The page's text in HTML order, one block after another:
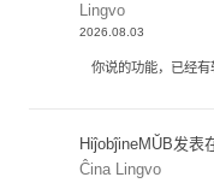
Lingvo
2026.08.03
你说的功能，已经
HiĵobĵineMŬB发表
Ĉina Lingvo